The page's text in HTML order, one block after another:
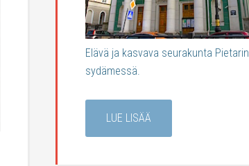
Elävä ja kasvava seurakunta Pietarin
sydämessä.
LUE LISÄÄ